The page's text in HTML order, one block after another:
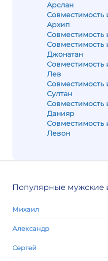
Арслан
Совместимость
Архип
Совместимость
Совместимость
Джонатан
Совместимость
Лев
Совместимость
Султан
Совместимость
Данияр
Левон
Популярные мужские
Михаил
Александр
Сергей